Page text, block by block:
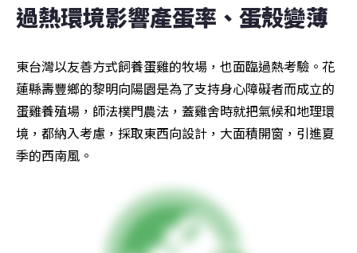
過熱環境影響產蛋率、蛋殼變薄
東台灣以友善方式飼養蛋雞的牧場，也面臨過熱考驗。花
蓮縣壽豐鄉的黎明向陽園是為了支持身心障礙者而成立的
蛋雞養殖場，師法樸門農法，蓋雞舍時就把氣候和地理環
境，都納入考慮，採取東西向設計，大面積開窗，引進夏
季的西南風。